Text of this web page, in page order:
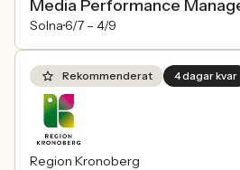
Media Performance
Solna6/7 – 4/9
Rekommenderat 4 dagar kvar
Region Kronoberg